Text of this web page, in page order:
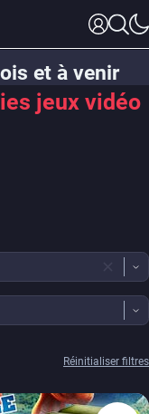
et à venir
jeux vidéo
Réinitialiser filtres